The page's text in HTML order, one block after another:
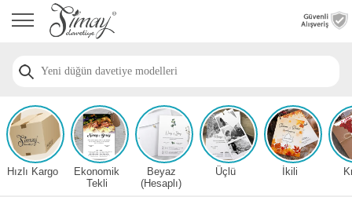
Anasayfa
Davetiye
Nişan
Davetiye
Modelleri
Hızlı Kargo
Ekonomik
Tekli
Beyaz
(Hesaplı)
Üçlü İkili